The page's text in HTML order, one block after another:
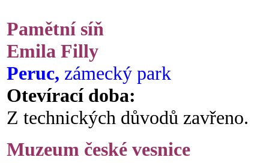
Pamětní síň
Emila Filly
Peruc, zámecký park
Otevírací doba:
Z technických důvodů zavřeno.
Muzeum české vesnice